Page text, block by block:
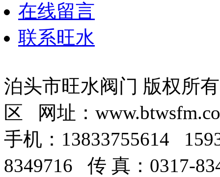
在线留言
联系旺水
泊头市旺水阀门 版权所
区 网址：
手机：13833755614
8349716 传 真：0317-